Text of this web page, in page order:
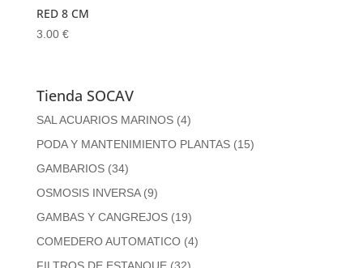
RED 8 CM
3.00 €
Tienda SOCAV
SAL ACUARIOS MARINOS (4)
PODA Y MANTENIMIENTO PLANTAS (15)
GAMBARIOS (34)
OSMOSIS INVERSA (9)
GAMBAS Y CANGREJOS (19)
COMEDERO AUTOMATICO (4)